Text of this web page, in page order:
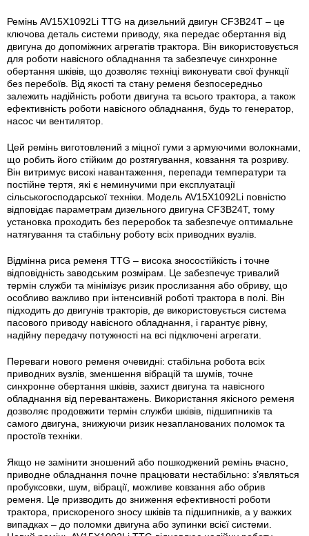
Ремінь AV15X1092Li TTG на дизельний двигун СF3B24T – це
ключова деталь системи приводу, яка передає обертання від
двигуна до допоміжних агрегатів трактора. Він використовується
для роботи навісного обладнання та забезпечує синхронне
обертання шківів, що дозволяє техніці виконувати свої функції
без перебоїв. Від якості та стану ременя безпосередньо
залежить надійність роботи двигуна та всього трактора, а також
ефективність роботи навісного обладнання, будь то генератор,
насос чи вентилятор.
Цей ремінь виготовлений з міцної гуми з армуючими волокнами,
що робить його стійким до розтягування, ковзання та розриву.
Він витримує високі навантаження, перепади температури та
постійне тертя, які є неминучими при експлуатації
сільськогосподарської техніки. Модель AV15X1092Li повністю
відповідає параметрам дизельного двигуна CF3B24T, тому
установка проходить без переробок та забезпечує оптимальне
натягування та стабільну роботу всіх приводних вузлів.
Відмінна риса ременя TTG – висока зносостійкість і точне
відповідність заводським розмірам. Це забезпечує тривалий
термін служби та мінімізує ризик прослизання або обриву, що
особливо важливо при інтенсивній роботі трактора в полі. Він
підходить до двигунів тракторів, де використовується система
пасового приводу навісного обладнання, і гарантує рівну,
надійну передачу потужності на всі підключені агрегати.
Переваги нового ременя очевидні: стабільна робота всіх
приводних вузлів, зменшення вібрацій та шумів, точне
синхронне обертання шківів, захист двигуна та навісного
обладнання від перевантажень. Використання якісного ременя
дозволяє продовжити термін служби шківів, підшипників та
самого двигуна, знижуючи ризик незапланованих поломок та
простоїв техніки.
Якщо не замінити зношений або пошкоджений ремінь вчасно,
приводне обладнання почне працювати нестабільно: з’являться
пробуксовки, шум, вібрації, можливе ковзання або обрив
ременя. Це призводить до зниження ефективності роботи
трактора, прискореного зносу шківів та підшипників, а у важких
випадках – до поломки двигуна або зупинки всієї системи.